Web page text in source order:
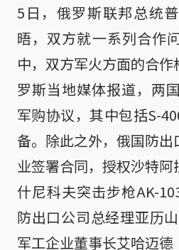
5日，俄罗斯联邦总统
晤，双方就一系列合作
中，双方军火方面的合
罗斯当地媒体报道，两
军购协议，其中包括S-
备。除此之外，俄国防
业签署合同，授权沙特
什尼科夫突击步枪AK-
防出口公司总经理亚历
军工企业董事长艾哈迈